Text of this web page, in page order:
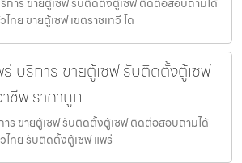
ทย ขายตู้เซฟ เขตราชเทวี โด
บริการ ขายตู้เซฟ รับติดตั้งตู้เซฟ
ชีพ ราคาถูก
ร ขายตู้เซฟ รับติดตั้งตู้เซฟ ติดต่อสอบถามได้
ไทย รับติดตั้งตู้เซฟ แพร่